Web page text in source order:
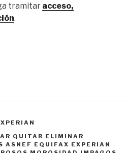
tramitar acceso,
.
QUITAR ELIMINAR
ASNEF EQUIFAX EXPERIAN